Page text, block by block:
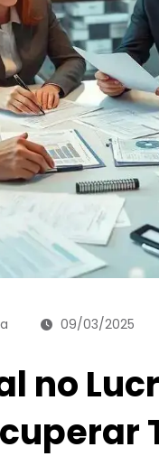
09/03/2025
no